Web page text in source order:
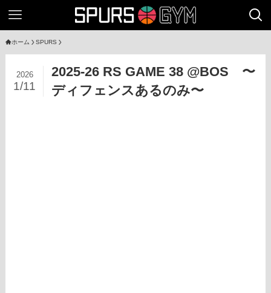
ホーム SPURS
2025-26 RS GAME 38 @BOS 〜
ディフェンスあるのみ〜
2026
1/11